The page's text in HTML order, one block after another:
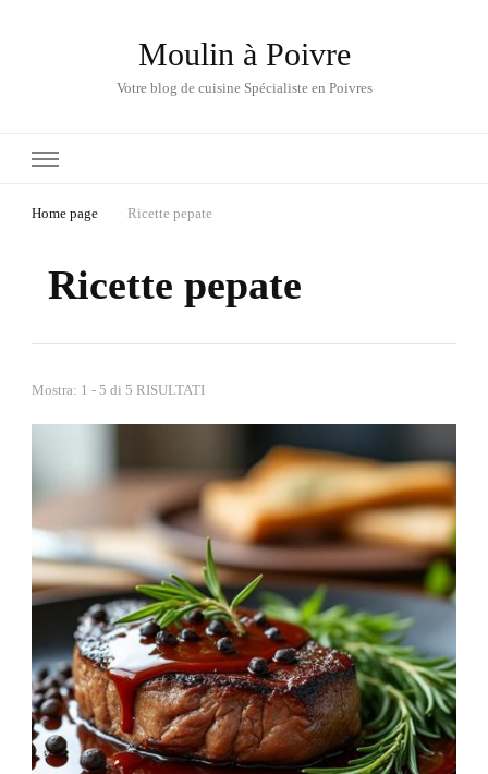
Moulin à Poivre
Votre blog de cuisine Spécialiste en Poivres
Home page Ricette pepate
Ricette pepate
Mostra: 1 - 5 di 5 RISULTATI